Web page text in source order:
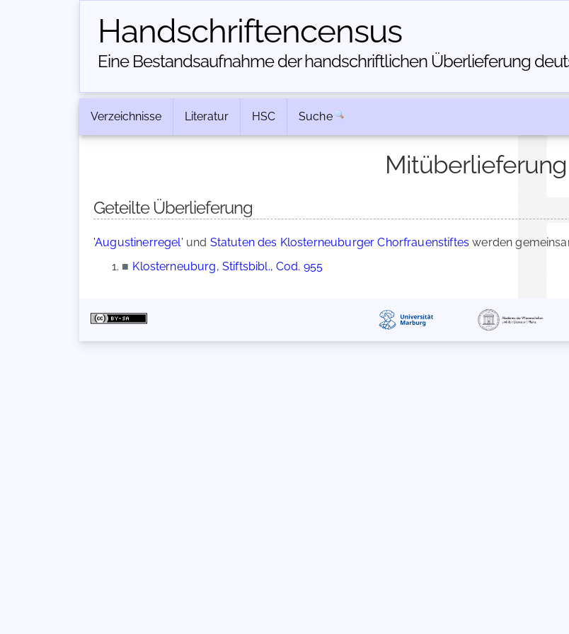
Handschriften­census
Eine Bestandsaufnahme der handschriftlichen Über­lieferung
Verzeichnisse Literatur HSC Suche
Mitüberlieferung
Geteilte Überlieferung
'Augustinerregel' und Statuten des Klosterneuburger Chorfrauenstiftes werden
■ Klosterneuburg, Stiftsbibl., Cod. 955